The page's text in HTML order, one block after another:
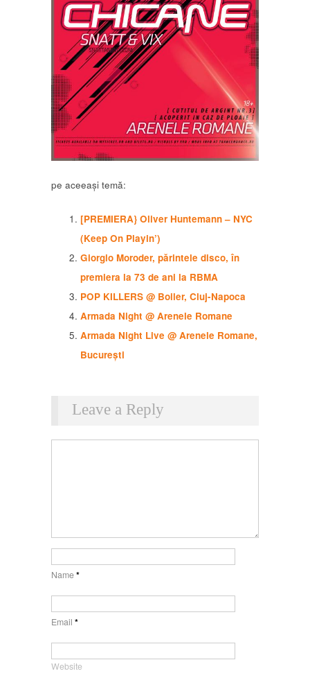
pe aceeași temă:
[PREMIERA} Oliver Huntemann – NYC
(Keep On Playin’)
Giorgio Moroder, părintele disco, în
premiera la 73 de ani la RBMA
POP KILLERS @ Boiler, Cluj-Napoca
Armada Night @ Arenele Romane
Armada Night Live @ Arenele Romane,
București
Leave a Reply
Name*
Email *
Website